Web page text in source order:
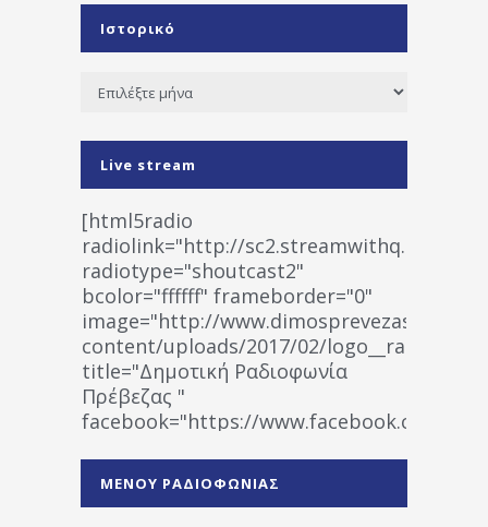
Ιστορικό
Ιστορικό
Live stream
[html5radio
radiolink="http://
radiotype="shoutcast2"
bcolor="ffffff" frameborder="0"
image="http://www.dimosprevezas.gr/wp-
content/uploads/2017/02/
title="Δημοτική Ραδιοφωνία
Πρέβεζας "
facebook="https://www.facebook.com/
1531194763766854/" artist="" ]
ΜΕΝΟΥ ΡΑΔΙΟΦΩΝΙΑΣ